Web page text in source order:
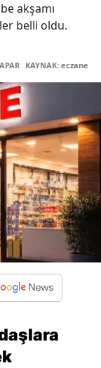
akşamı
belli oldu.
KAYNAK: eczane